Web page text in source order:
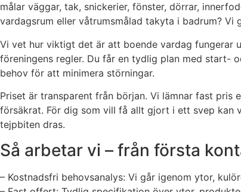
målar väggar, tak, snickerier, fönster, dörrar,
vardagsrum eller våtrumsmålad takyta i badrum?
Vi vet hur viktigt det är att boende vardag fungerar
föreningens regler. Du får en tydlig plan med start-
behov för att minimera störningar.
Priset är transparent från början. Vi lämnar fast
försäkrat. För dig som vill få allt gjort i ett svep kan
tejpbiten dras.
Så arbetar vi – från första
– Kostnadsfri behovsanalys: Vi går igenom ytor,